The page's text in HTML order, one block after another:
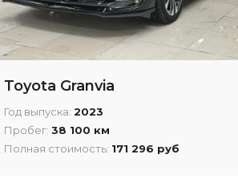
Toyota Granvia
Год выпуска: 2023
Пробег: 38 100 км
Полная стоимость: 171 296 руб